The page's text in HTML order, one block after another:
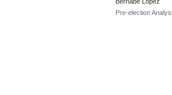
Pre-election